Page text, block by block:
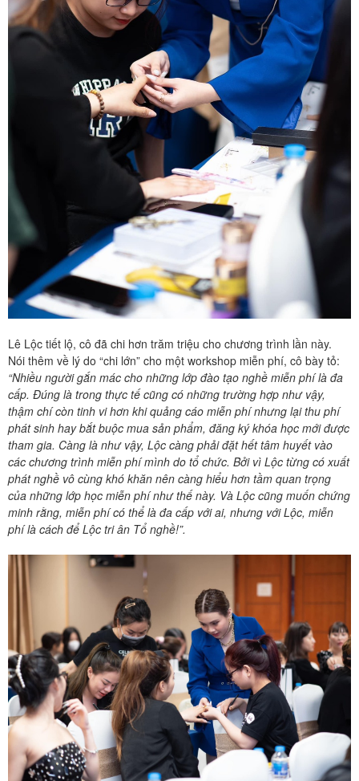
Lê Lộc tiết lộ, cô đã chi hơn trăm triệu cho chương trình lần này.
Nói thêm về lý do “chi lớn” cho một workshop miễn phí, cô bày tỏ:
“Nhiều người gắn mác cho những lớp đào tạo nghề miễn phí là đa
cấp. Đúng là trong thực tế cũng có những trường hợp như vậy,
thậm chí còn tinh vi hơn khi quảng cáo miễn phí nhưng lại thu phí
phát sinh hay bắt buộc mua sản phẩm, đăng ký khóa học mới được
tham gia. Càng là như vậy, Lộc càng phải đặt hết tâm huyết vào
các chương trình miễn phí mình do tổ chức. Bởi vì Lộc từng có xuất
phát nghề vô cùng khó khăn nên càng hiểu hơn tầm quan trọng
của những lớp học miễn phí như thế này. Và Lộc cũng muốn chứng
minh rằng, miễn phí có thể là đa cấp với ai, nhưng với Lộc, miễn
phí là cách để Lộc tri ân Tổ nghề!”.